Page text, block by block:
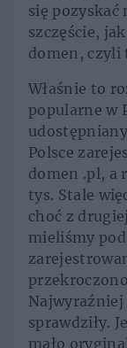
się pozyskać
szczęście,
domen, czyli
Właśnie to
popularne w
Polsce
domen .pl, a
tys. Stale
choć z
mieliśmy
sprawdziły.
mało